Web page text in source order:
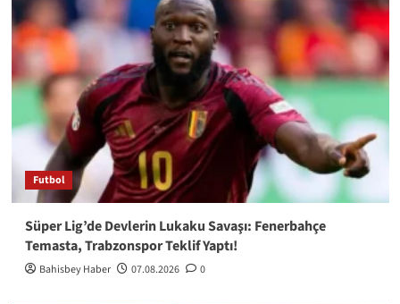
Futbol
Süper Lig’de Devlerin Lukaku Savaşı: Fenerbahçe
Temasta, Trabzonspor Teklif Yaptı!
Bahisbey Haber 07.08.2026 0